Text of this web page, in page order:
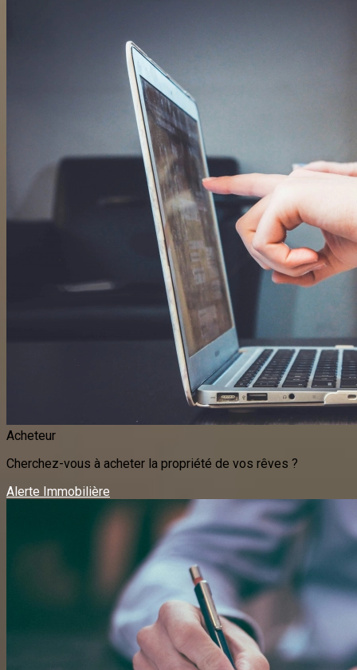
Acheteur
Cherchez-vous à acheter la propriété de vos rêves ?
Alerte Immobilière